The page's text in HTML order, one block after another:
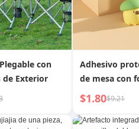
con
de Exterior
Adhesivo
de mesa con
de silicona de
animados
$1.80$9.21